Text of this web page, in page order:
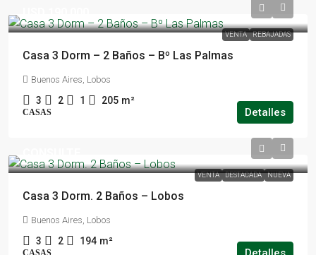
VENTA REBAJADAS
Casa 3 Dorm – 2 Baños – Bº Las Palmas
Buenos Aires, Lobos
3 2 1 205 m²
CASAS Detalles
VENTA DESTACADA NUEVA
Casa 3 Dorm. 2 Baños – Lobos
Buenos Aires, Lobos
3 2 194 m²
CASAS